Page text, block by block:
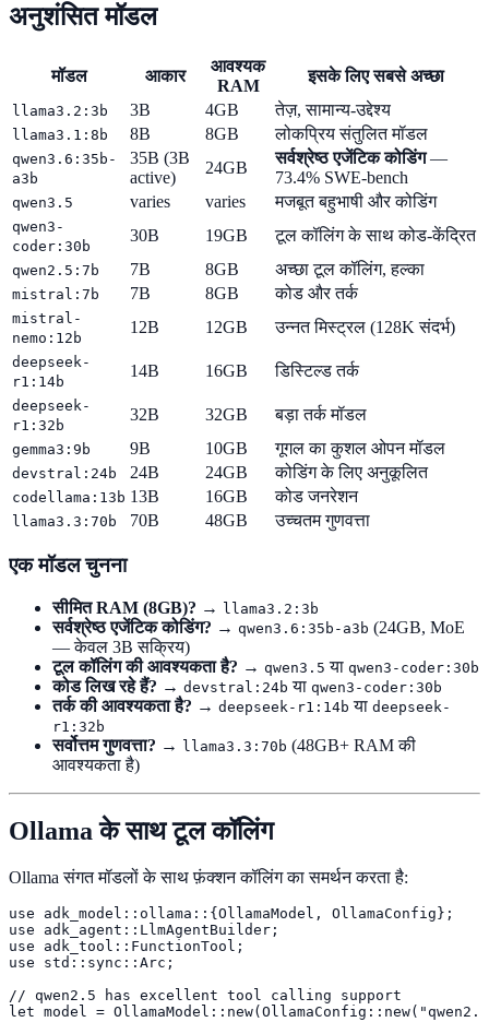
अनुशंसित मॉडल
मॉडल आकार
आवश्यक
RAM
इसके लिए सबसे अच्छा
llama3.2:3b 3B 4GB तेज़, सामान्य-उद्देश्य
llama3.1:8b 8B 8GB लोकप्रिय संतुलित मॉडल
qwen3.6:35b-
a3b
35B (3B
active)
24GB
सर्वश्रेष्ठ एजेंटिक कोडिंग—
73.4% SWE-bench
qwen3.5 varies varies मजबूत बहुभाषी और कोडिंग
qwen3-
coder:30b
30B 19GB टूल कॉलिंग के साथ कोड-केंद्रित
qwen2.5:7b 7B 8GB अच्छा टूल कॉलिंग, हल्का
mistral:7b 7B 8GB कोड और तर्क
mistral-
nemo:12b
12B 12GB उन्नत मिस्ट्रल (128K संदर्भ)
deepseek-
r1:14b
14B 16GB डिस्टिल्ड तर्क
deepseek-
r1:32b
32B 32GB बड़ा तर्क मॉडल
gemma3:9b 9B 10GB गूगल का कुशल ओपन मॉडल
devstral:24b 24B 24GB कोडिंग के लिए अनुकूलित
codellama:13b 13B 16GB कोड जनरेशन
llama3.3:70b 70B 48GB उच्चतम गुणवत्ता
एक मॉडल चुनना
सीमित RAM (8GB)? → llama3.2:3b
सर्वश्रेष्ठ एजेंटिक कोडिंग? → qwen3.6:35b-a3b (24GB, MoE
— केवल 3B सक्रिय)
टूल कॉलिंग की आवश्यकता है? → qwen3.5 या qwen3-coder:30b
कोड लिख रहे हैं? → devstral:24b या qwen3-coder:30b
तर्क की आवश्यकता है? → deepseek-r1:14b या deepseek-
r1:32b
सर्वोत्तम गुणवत्ता? → llama3.3:70b (48GB+ RAM की
आवश्यकता है)
Ollama के साथ टूल कॉलिंग
Ollama संगत मॉडलों के साथ फ़ंक्शन कॉलिंग का समर्थन करता है:
use adk_model::ollama::{OllamaModel, OllamaConfig};
use adk_agent::LlmAgentBuilder;
use adk_tool::FunctionTool;
use std::sync::Arc;
// qwen2.5 has excellent tool calling support
let model =